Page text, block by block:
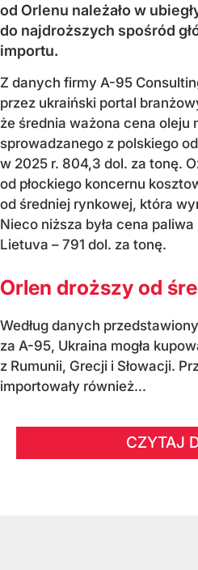
od Orlenu należało w
do najdroższych spośród
importu.
Z danych firmy A-95
przez ukraiński portal
że średnia ważona cena oleju
sprowadzanego z polskiego
w 2025 r. 804,3 dol. za tonę.
od płockiego koncernu
od średniej rynkowej, która
Nieco niższa była cena
Lietuva – 791 dol. za tonę.
Orlen droższy od
Według danych
za A-95, Ukraina mogła
z Rumunii, Grecji i Słowacji.
importowały również...
CZYTAJ